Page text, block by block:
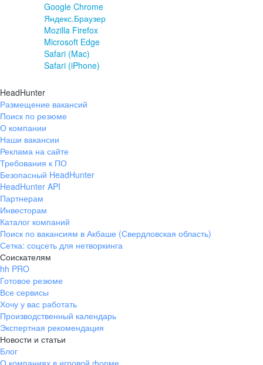
Google Chrome
Яндекс.Браузер
Mozilla Firefox
Microsoft Edge
Safari (Mac)
Safari (iPhone)
HeadHunter
Размещение вакансий
Поиск по резюме
О компании
Наши вакансии
Реклама на сайте
Требования к ПО
Безопасный HeadHunter
HeadHunter API
Партнерам
Инвесторам
Каталог компаний
Поиск по вакансиям в Акбаше (Свердловская область)
Сетка: соцсеть для нетворкинга
Соискателям
hh PRO
Готовое резюме
Все сервисы
Хочу у вас работать
Производственный календарь
Экспертная рекомендация
Новости и статьи
Блог
О компаниях в игровой форме